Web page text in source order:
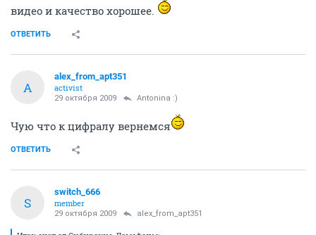
видео и качество хорошее.
ОТВЕТИТЬ
A
alex_from_apt351
activist
29 октября 2009 Antonina :)
Чую что к цифралу вернемся
ОТВЕТИТЬ
S
switch_666
member
29 октября 2009 alex_from_apt351